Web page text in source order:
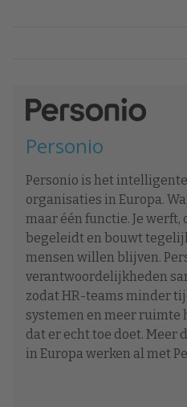
Personio
Personio is het
organisaties in Europa.
maar één functie. Je
begeleidt en bouwt
mensen willen blijven.
verantwoordelijkheden
zodat HR-teams minder
systemen en meer ruimte
dat er echt toe doet. Meer
in Europa werken al met